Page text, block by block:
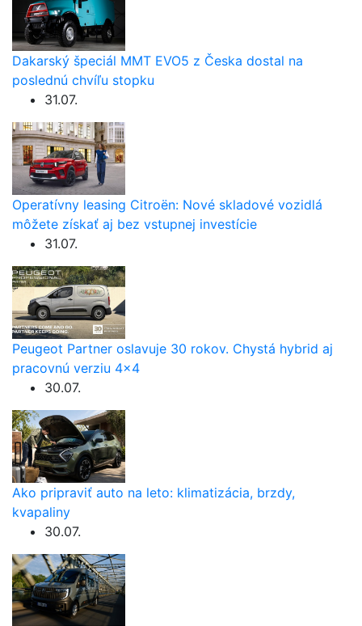
Dakarský špeciál MMT EVO5 z Česka dostal na
poslednú chvíľu stopku
31.07.
Operatívny leasing Citroën: Nové skladové vozidlá
môžete získať aj bez vstupnej investície
31.07.
Peugeot Partner oslavuje 30 rokov. Chystá hybrid aj
pracovnú verziu 4×4
30.07.
Ako pripraviť auto na leto: klimatizácia, brzdy,
kvapaliny
30.07.